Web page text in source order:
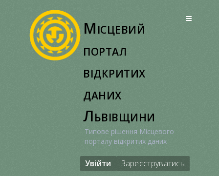
Місцевий
портал
відкритих
даних
Львівщини
Типове рішення Місцевого
порталу відкритих даних
Увійти Зареєструватись